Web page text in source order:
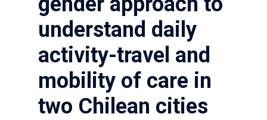
understand daily
activity-travel and
mobility of care in
two Chilean cities